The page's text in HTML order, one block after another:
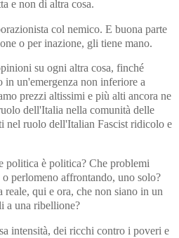
e non di altra cosa.
col nemico. E buona parte
o per inazione, gli tiene mano.
su ogni altra cosa, finché
in un'emergenza non inferiore a
prezzi altissimi e più alti ancora ne
dell'Italia nella comunità delle
nel ruolo dell'Italian Fascist ridicolo e
è politica? Che problemi
perlomeno affrontando, uno solo?
qui e ora, che non siano in un
a una ribellione?
intensità, dei ricchi contro i poveri e